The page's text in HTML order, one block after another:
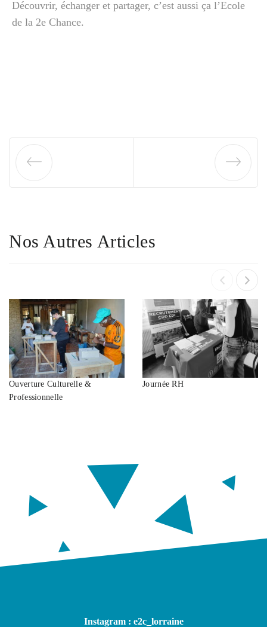
Découvrir, échanger et partager, c’est aussi ça l’Ecole
de la 2e Chance.
Nos Autres Articles
Ouverture Culturelle &
Professionnelle
Journée RH
Instagram : e2c_lorraine